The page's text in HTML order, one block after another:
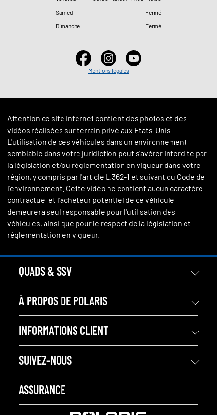
Samedi
Fermé
Dimanche
Fermé
Mentions légales
Attention ce site internet contient des photos et des
vidéos réalisées sur terrain privé aux Etats-Unis.
L'utilisation de ces véhicules dans un environnement
semblable dans votre juridiction peut s'avérer interdite par
la législation et/ou réglementation en vigueur dans votre
région, y compris par l'article L.362-1 et suivant du Code de
l'environnement. Cette vidéo ne contient aucun caractère
contractuel et l'acheteur potentiel de ce véhicule
demeurera seul responsable pour l'utilisation des
véhicules, ainsi que pour le respect de la législation et
réglementation en vigueur.
QUADS & SSV
À PROPOS DE POLARIS
INFORMATIONS CLIENT
SUIVEZ-NOUS
ASSURANCE